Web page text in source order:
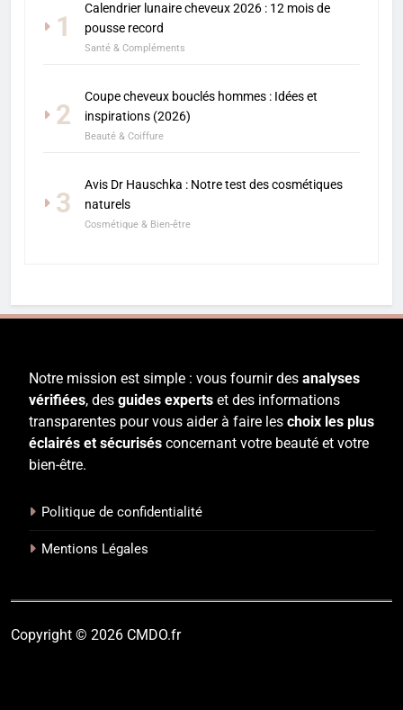
1
Calendrier lunaire cheveux 2026 : 12 mois de
pousse record
Santé & Compléments
2
Coupe cheveux bouclés hommes : Idées et
inspirations (2026)
Beauté & Coiffure
3
Avis Dr Hauschka : Notre test des cosmétiques
naturels
Cosmétique & Bien-être
Notre mission est simple : vous fournir des analyses
vérifiées, des guides experts et des informations
transparentes pour vous aider à faire les choix les plus
éclairés et sécurisés concernant votre beauté et votre
bien-être.
Politique de confidentialité
Mentions Légales
Copyright © 2026 CMDO.fr